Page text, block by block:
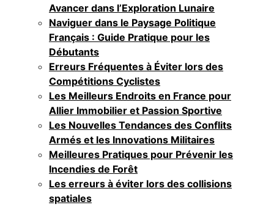
Avancer dans l’Exploration Lunaire
Naviguer dans le Paysage Politique
Français : Guide Pratique pour les
Débutants
Erreurs Fréquentes à Éviter lors des
Compétitions Cyclistes
Les Meilleurs Endroits en France pour
Allier Immobilier et Passion Sportive
Les Nouvelles Tendances des Conflits
Armés et les Innovations Militaires
Meilleures Pratiques pour Prévenir les
Incendies de Forêt
Les erreurs à éviter lors des collisions
spatiales